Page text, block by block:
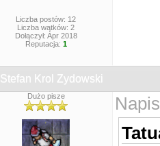
Liczba postów: 12
Liczba wątków: 2
Dołączył: Apr 2018
Reputacja: 1
Stefan Krol Zydowski
Dużo pisze